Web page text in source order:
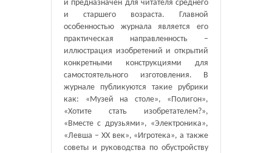
и предназначен для читателя среднего
и старшего возраста. Главной
особенностью журнала является его
практическая направленность –
иллюстрация изобретений и открытий
конкретными конструкциями для
самостоятельного изготовления. В
журнале публикуются такие рубрики
как: «Музей на столе», «Полигон»,
«Хотите стать изобретателем?»,
«Вместе с друзьями», «Электроника»,
«Левша – XX век», «Игротека», а также
советы и руководства по обустройству